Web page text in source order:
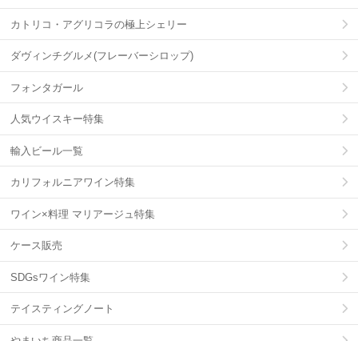
カトリコ・アグリコラの極上シェリー
ダヴィンチグルメ(フレーバーシロップ)
フォンタガール
人気ウイスキー特集
輸入ビール一覧
カリフォルニアワイン特集
ワイン×料理 マリアージュ特集
ケース販売
SDGsワイン特集
テイスティングノート